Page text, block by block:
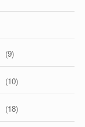
(9)
(10)
(18)